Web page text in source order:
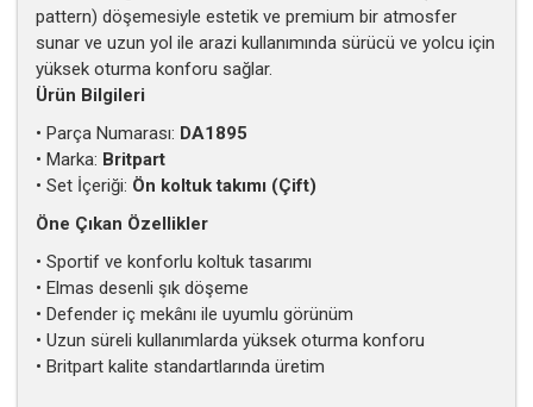
pattern) döşemesiyle estetik ve premium bir atmosfer
sunar ve uzun yol ile arazi kullanımında sürücü ve yolcu için
yüksek oturma konforu sağlar.
Ürün Bilgileri
• Parça Numarası: DA1895
• Marka: Britpart
• Set İçeriği: Ön koltuk takımı (Çift)
Öne Çıkan Özellikler
• Sportif ve konforlu koltuk tasarımı
• Elmas desenli şık döşeme
• Defender iç mekânı ile uyumlu görünüm
• Uzun süreli kullanımlarda yüksek oturma konforu
• Britpart kalite standartlarında üretim